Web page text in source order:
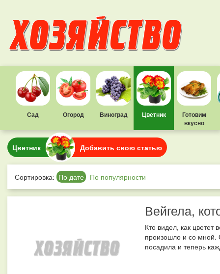
Сад Огород Виноград Цветник
Готовим
вкусно
Цветник Добавить свою статью
Сортировка: По дате По популярности
Вейгела,
Кто видел, как цветет
произошло и со мной.
посадила и теперь